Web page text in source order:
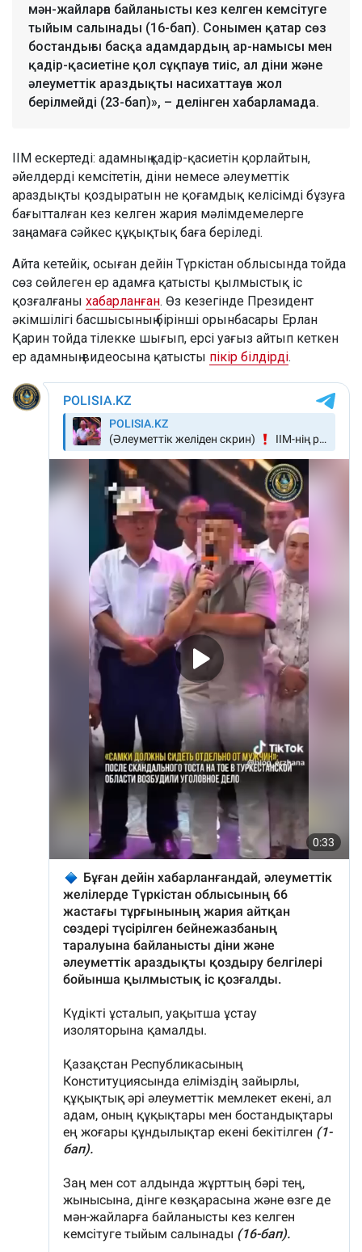
мән-жайларға байланысты кез келген кемсітуге
тыйым салынады (16-бап). Сонымен қатар сөз
бостандығы басқа адамдардың ар-намысы мен
қадір-қасиетіне қол сұқпауға тиіс, ал діни және
әлеуметтік араздықты насихаттауға жол
берілмейді (23-бап)», – делінген хабарламада.
ІІМ ескертеді: адамның қадір-қасиетін қорлайтын,
әйелдерді кемсітетін, діни немесе әлеуметтік
араздықты қоздыратын не қоғамдық келісімді бұзуға
бағытталған кез келген жария мәлімдемелерге
заңнамаға сәйкес құқықтық баға беріледі.
Айта кетейік, осыған дейін Түркістан облысында тойда
сөз сөйлеген ер адамға қатысты қылмыстық іс
қозғалғаны хабарланған. Өз кезегінде Президент
әкімшілігі басшысының бірінші орынбасары Ерлан
Қарин тойда тілекке шығып, ерсі уағыз айтып кеткен
ер адамның видеосына қатысты пікір білдірді.